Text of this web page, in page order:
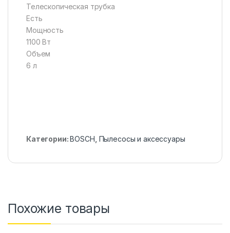
Телескопическая трубка
Есть
Мощность
1100 Вт
Объем
6 л
Категории:BOSCH Пылесосы и аксессуары
Похожие товары